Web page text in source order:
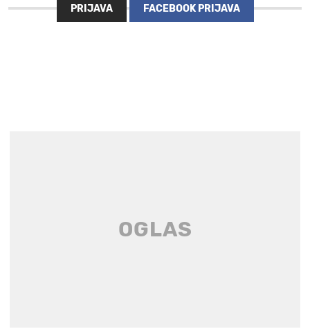
PRIJAVA FACEBOOK PRIJAVA